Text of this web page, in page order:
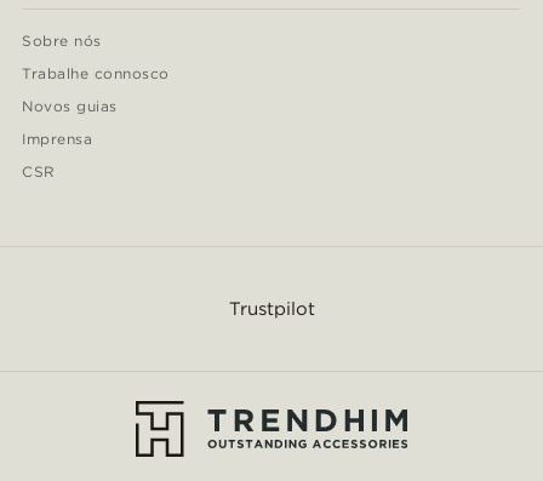
Sobre nós
Trabalhe connosco
Novos guias
Imprensa
CSR
Trustpilot